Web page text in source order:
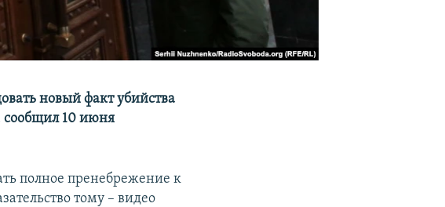
новый факт убийства
10 июня
полное пренебрежение к
тому – видео